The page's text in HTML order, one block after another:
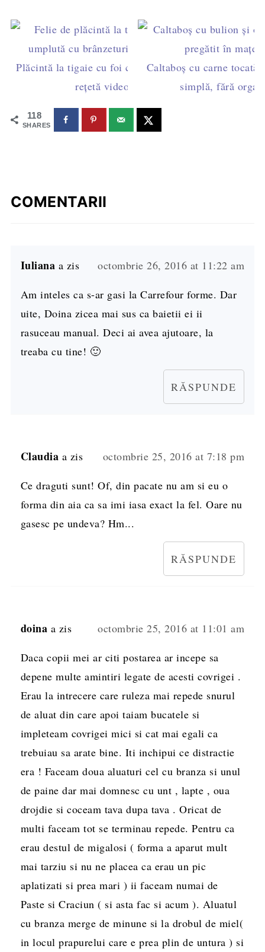
Plăcintă la tigaie cu foi cumpărate și brânzeturi –
rețetă video fără cuptor
Caltaboș cu carne
simplă, fără
118
SHARES
COMENTARII
Iuliana a zis octombrie 26, 2016 at 11:22 am
Am inteles ca s-ar gasi la Carrefour forme. Dar
uite, Doina zicea mai sus ca baietii ei ii
rasuceau manual. Deci ai avea ajutoare, la
treaba cu tine! 🙂
RĂSPUNDE
Claudia a zis octombrie 25, 2016 at 7:18 pm
Ce draguti sunt! Of, din pacate nu am si eu o
forma din aia ca sa imi iasa exact la fel. Oare nu
gasesc pe undeva? Hm...
RĂSPUNDE
doina a zis octombrie 25, 2016 at 11:01 am
Daca copii mei ar citi postarea ar incepe sa
depene multe amintiri legate de acesti covrigei .
Erau la intrecere care ruleza mai repede snurul
de aluat din care apoi taiam bucatele si
impleteam covrigei mici si cat mai egali ca
trebuiau sa arate bine. Iti inchipui ce distractie
era ! Faceam doua aluaturi cel cu branza si unul
de paine dar mai domnesc cu unt , lapte , oua
drojdie si coceam tava dupa tava . Oricat de
multi faceam tot se terminau repede. Pentru ca
erau destul de migalosi ( forma a aparut mult
mai tarziu si nu ne placea ca erau un pic
aplatizati si prea mari ) ii faceam numai de
Paste si Craciun ( si asta fac si acum ). Aluatul
cu branza merge de minune si la drobul de miel(
in locul prapurelui care e prea plin de untura ) si